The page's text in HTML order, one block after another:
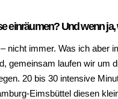
einräumen? Und wenn
immer. Was ich aber
gemeinsam laufen wir um
20 bis 30 intensive
Eimsbüttel diesen